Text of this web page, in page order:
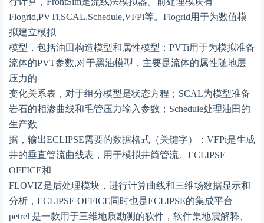
Flogrid,PVTi,SCAL,Schedule,VFPi等。Flogrid用于为数值模
拟建立模拟
模型，包括油田构造模型和属性模型；PVTi用于为模拟准备
流体的PVT参数,对于黑油模型，主要是流体的属性随地层
压力的
变化关系表，对于组分模型是状态方程；SCAL为模型准备
岩石的相渗曲线和毛管压力输入参数；Schedule处理油田的
生产数
据，输出ECLIPSE需要的数据格式（关键字）；VFPi是生成
井的垂直管流曲线表，用于模拟井筒管流。ECLIPSE
OFFICE和
FLOVIZ是后处理模块，进行计算曲线和三维场数据显示和
分析，ECLIPSE OFFICE同时也是ECLIPSE的集成平台
petrel 是一款用于三维地质勘测的软件，软件集地震解释、